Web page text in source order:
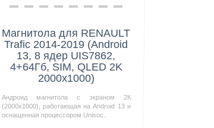
Нашли дешевле?
Магнитола для RENAULT
Trafic 2014-2019 (Android
13, 8 ядер UIS7862,
4+64Гб, SIM, QLED 2K
2000x1000)
Андроид магнитола с экраном 2К
(2000х1000), работающая на Android 13 и
оснащенная процессором Unisoc..